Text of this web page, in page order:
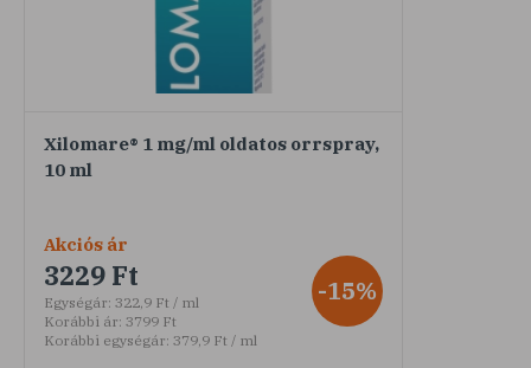
Xilomare® 1 mg/ml oldatos orrspray,
10 ml
Akciós ár
3229 Ft
Egységár: 322,9 Ft / ml
Korábbi ár: 3799 Ft
Korábbi egységár: 379,9 Ft / ml
-15%